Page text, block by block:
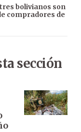
bolivianos son
compradores de
sección